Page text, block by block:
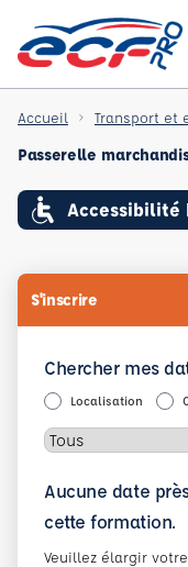
Accueil Transport et
Passerelle
Accessibilité
S'inscrire
Chercher mes
Localisation
Aucune date
cette formation.
Veuillez élargir